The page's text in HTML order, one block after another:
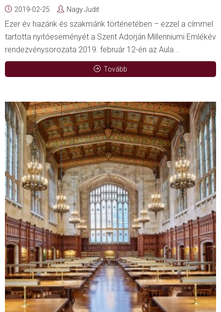
2019-02-25 Nagy Judit
Ezer év hazánk és szakmánk történetében – ezzel a címmel
tartotta nyitóeseményét a Szent Adorján Millenniumi Emlékév
rendezvénysorozata 2019. február 12-én az Aula...
Tovább